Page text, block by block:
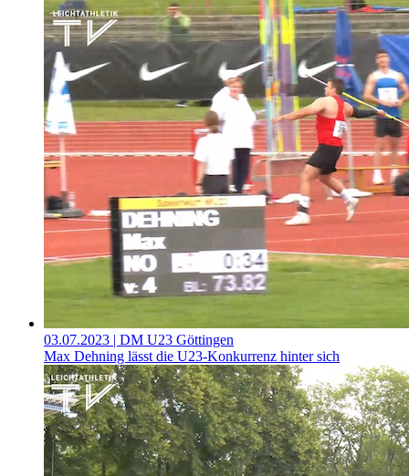
03.07.2023 | DM U23 Göttingen
Max Dehning lässt die U23-Konkurrenz hinter sich